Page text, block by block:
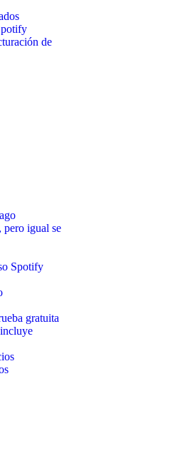
de
pero igual se
Spotify
gratuita